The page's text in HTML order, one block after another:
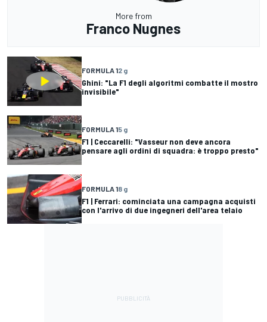
More from
Franco Nugnes
FORMULA 12 g
Ghini: "La F1 degli algoritmi combatte il mostro
invisibile"
FORMULA 15 g
F1 | Ceccarelli: "Vasseur non deve ancora
pensare agli ordini di squadra: è troppo presto"
FORMULA 18 g
F1 | Ferrari: cominciata una campagna acquisti
con l'arrivo di due ingegneri dell'area telaio